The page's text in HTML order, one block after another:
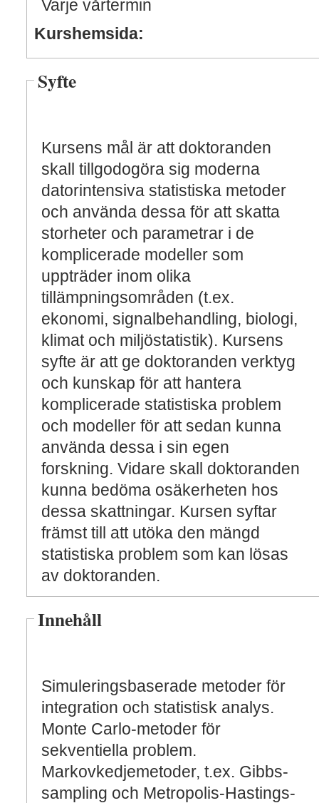
Varje vårtermin
Kurshemsida:
Syfte
Kursens mål är att doktoranden
skall tillgodogöra sig moderna
datorintensiva statistiska metoder
och använda dessa för att skatta
storheter och parametrar i de
komplicerade modeller som
uppträder inom olika
tillämpningsområden (t.ex.
ekonomi, signalbehandling, biologi,
klimat och miljöstatistik). Kursens
syfte är att ge doktoranden verktyg
och kunskap för att hantera
komplicerade statistiska problem
och modeller för att sedan kunna
använda dessa i sin egen
forskning. Vidare skall doktoranden
kunna bedöma osäkerheten hos
dessa skattningar. Kursen syftar
främst till att utöka den mängd
statistiska problem som kan lösas
av doktoranden.
Innehåll
Simuleringsbaserade metoder för
integration och statistisk analys.
Monte Carlo-metoder för
sekventiella problem.
Markovkedjemetoder, t.ex. Gibbs-
sampling och Metropolis-Hastings-